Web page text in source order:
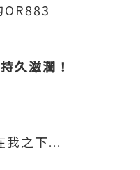
久滋潤！
我之下...